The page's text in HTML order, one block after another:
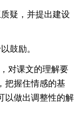
疑，并提出建设
鼓励。
对课文的理解要
把握住情感的基
以做出调整性的解